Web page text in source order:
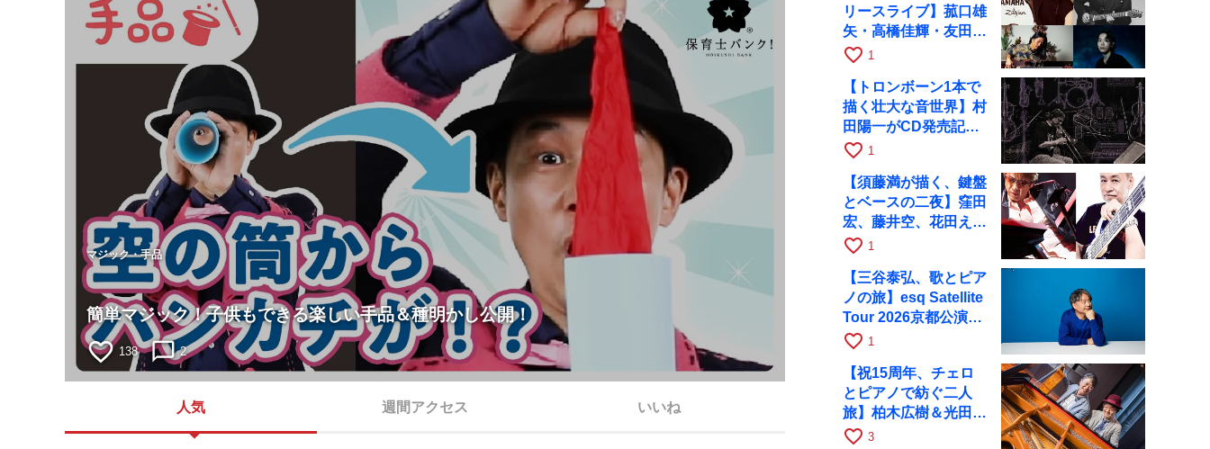
マジック・手品
簡単マジック！子供もできる楽しい手品＆種明かし公開！
favorite_border 138 chat_bubble_outline 2
人気 週間アクセス いいね
リースライブ】菰口雄
矢・高橋佳輝・友田ジ
ュンと9月28日にRAG
favorite_border 1
【トロンボーン1本で
描く壮大な音世界】村
田陽一がCD発売記念
ツアーで9月4日に京
favorite_border 1
【須藤満が描く、鍵盤
とベースの二夜】窪田
宏、藤井空、花田えみ
と京都RAGで共演
favorite_border 1
【三谷泰弘、歌とピア
ノの旅】esq Satellite
Tour 2026京都公演を
10月に開催
favorite_border 1
【祝15周年、チェロ
とピアノで紡ぐ二人
旅】柏木広樹＆光田健
一が11月12日に京都
favorite_border 3